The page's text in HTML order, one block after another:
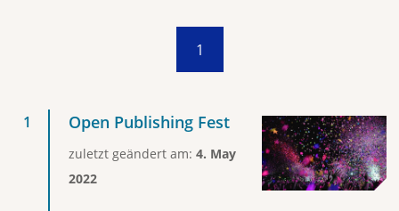
1
Open Publishing Fest
zuletzt geändert am: 4. May
2022